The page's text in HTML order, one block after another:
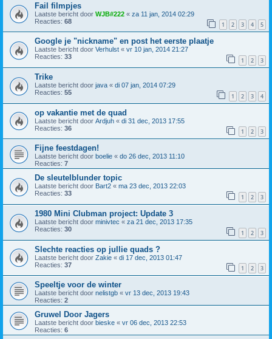
Fail filmpjes
Laatste bericht door WJB#222 « za 11 jan, 2014 02:29
Reacties: 68 1 2 3 4 5
Google je "nickname" en post het eerste plaatje
Laatste bericht door Verhulst « vr 10 jan, 2014 21:27
Reacties: 33 1 2 3
Trike
Laatste bericht door java « di 07 jan, 2014 07:29
Reacties: 55 1 2 3 4
op vakantie met de quad
Laatste bericht door Ardjuh « di 31 dec, 2013 17:55
Reacties: 36 1 2 3
Fijne feestdagen!
Laatste bericht door boelie « do 26 dec, 2013 11:10
Reacties: 7
De sleutelblunder topic
Laatste bericht door Bart2 « ma 23 dec, 2013 22:03
Reacties: 33 1 2 3
1980 Mini Clubman project: Update 3
Laatste bericht door minivtec « za 21 dec, 2013 17:35
Reacties: 30 1 2 3
Slechte reacties op jullie quads ?
Laatste bericht door Zakie « di 17 dec, 2013 01:47
Reacties: 37 1 2 3
Speeltje voor de winter
Laatste bericht door nelistgb « vr 13 dec, 2013 19:43
Reacties: 2
Gruwel Door Jagers
Laatste bericht door bieske « vr 06 dec, 2013 22:53
Reacties: 6